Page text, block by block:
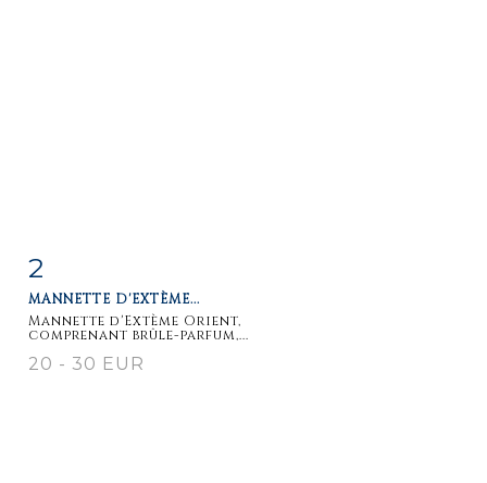
2
MANNETTE D'EXTÈME...
Mannette d'Extème Orient,
comprenant brûle-parfum,...
20 - 30 EUR